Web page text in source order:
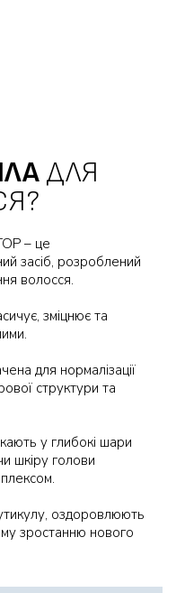
ДЛЯ
– це
засіб, розроблений
волосся.
зміцнює та
для нормалізації
структури та
у глибокі шари
шкіру голови
оздоровлюють
зростанню нового